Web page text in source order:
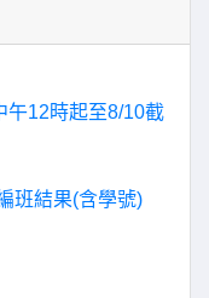
午12時起至8/10截
班結果(含學號)